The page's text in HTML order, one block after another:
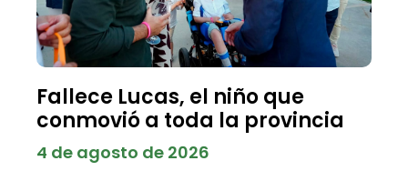
Fallece Lucas, el niño que
conmovió a toda la provincia
4 de agosto de 2026